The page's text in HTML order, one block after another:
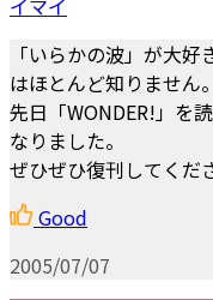
「いらかの波」が大
はほとんど知りません。
先日「WONDER!」を
なりました。
ぜひぜひ復刊してくだ
Good
2005/07/07